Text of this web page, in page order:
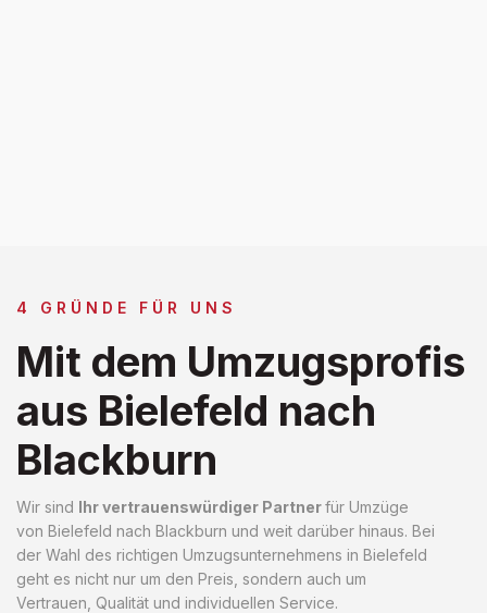
4 GRÜNDE FÜR UNS
Mit dem Umzugsprofis
aus Bielefeld nach
Blackburn
Wir sind Ihr vertrauenswürdiger Partnerfür Umzüge
von Bielefeld nach Blackburn und weit darüber hinaus. Bei
der Wahl des richtigen Umzugsunternehmens in Bielefeld
geht es nicht nur um den Preis, sondern auch um
Vertrauen, Qualität und individuellen Service.